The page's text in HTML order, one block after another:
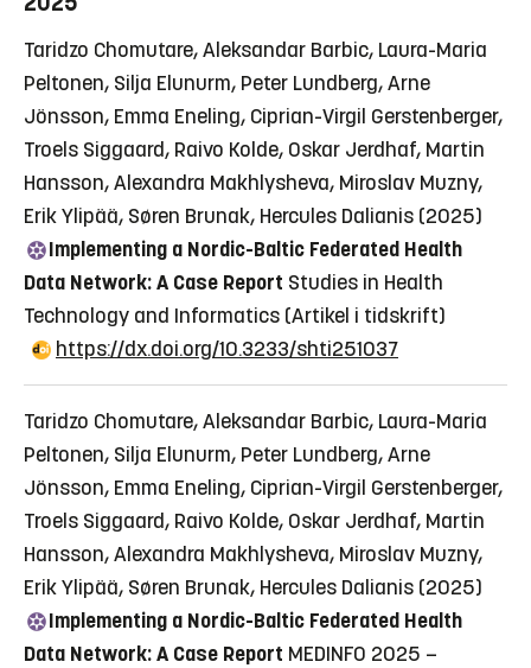
Taridzo Chomutare, Aleksandar Barbic, Laura-Maria
Peltonen, Silja Elunurm, Peter Lundberg, Arne
Jönsson, Emma Eneling, Ciprian-Virgil Gerstenberger,
Troels Siggaard, Raivo Kolde, Oskar Jerdhaf, Martin
Hansson, Alexandra Makhlysheva, Miroslav Muzny,
Erik Ylipää, Søren Brunak, Hercules Dalianis (2025)
Implementing a Nordic-Baltic Federated Health
Data Network: A Case Report Studies in Health
Technology and Informatics (Artikel i tidskrift)
https://dx.doi.org/10.3233/shti251037
Taridzo Chomutare, Aleksandar Barbic, Laura-Maria
Peltonen, Silja Elunurm, Peter Lundberg, Arne
Jönsson, Emma Eneling, Ciprian-Virgil Gerstenberger,
Troels Siggaard, Raivo Kolde, Oskar Jerdhaf, Martin
Hansson, Alexandra Makhlysheva, Miroslav Muzny,
Erik Ylipää, Søren Brunak, Hercules Dalianis (2025)
Implementing a Nordic-Baltic Federated Health
Data Network: A Case Report MEDINFO 2025 —